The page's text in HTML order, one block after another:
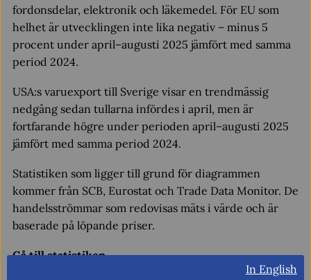
fordonsdelar, elektronik och läkemedel. För EU som
helhet är utvecklingen inte lika negativ – minus 5
procent under april–augusti 2025 jämfört med samma
period 2024.
USA:s varuexport till Sverige visar en trendmässig
nedgång sedan tullarna infördes i april, men är
fortfarande högre under perioden april–augusti 2025
jämfört med samma period 2024.
Statistiken som ligger till grund för diagrammen
kommer från SCB, Eurostat och Trade Data Monitor. De
handelsströmmar som redovisas mäts i värde och är
baserade på löpande priser.
Gå till statistiken
In English